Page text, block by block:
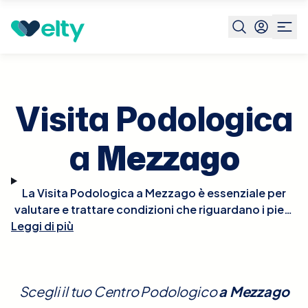
Prenota visita Mezzago
Visita Podologica
a Mezzago
La Visita Podologica a Mezzago è essenziale per
valutare e trattare condizioni che riguardano i piedi
e le strutture correlate. Durante la visita, il podologo
biomeccaniche che possono influenzare la
Leggi di più
Scegli il tuo Centro Podologicoa Mezzago